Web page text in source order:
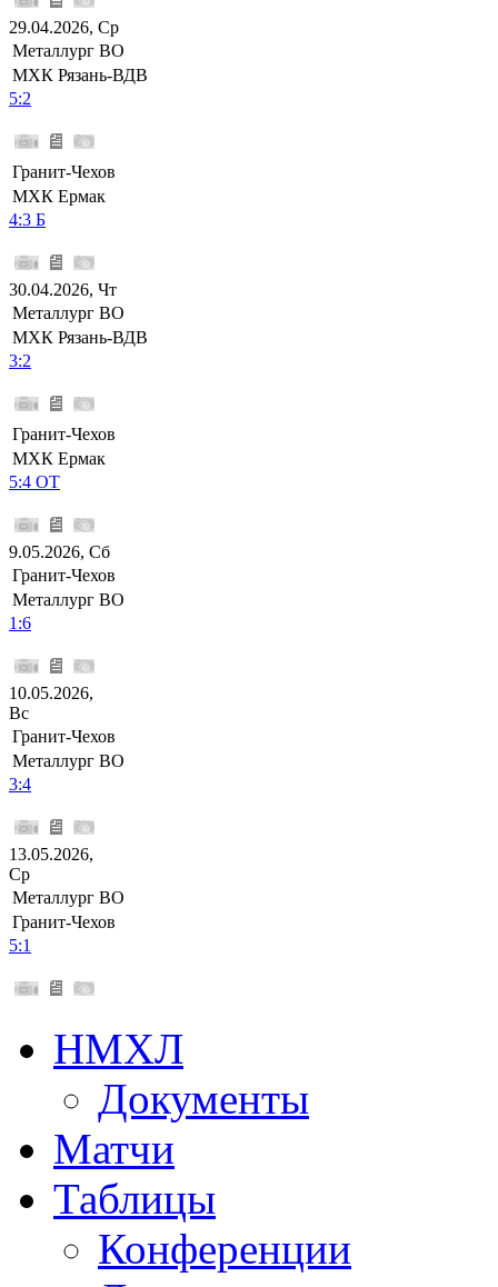
29.04.2026, Ср
Металлург ВО
МХК Рязань-ВДВ
5:2
Гранит-Чехов
МХК Ермак
4:3 Б
30.04.2026, Чт
Металлург ВО
МХК Рязань-ВДВ
3:2
Гранит-Чехов
МХК Ермак
5:4 ОТ
9.05.2026, Сб
Гранит-Чехов
Металлург ВО
1:6
10.05.2026,
Вс
Гранит-Чехов
Металлург ВО
3:4
13.05.2026,
Ср
Металлург ВО
Гранит-Чехов
5:1
НМХЛ
Документы
Матчи
Таблицы
Конференции